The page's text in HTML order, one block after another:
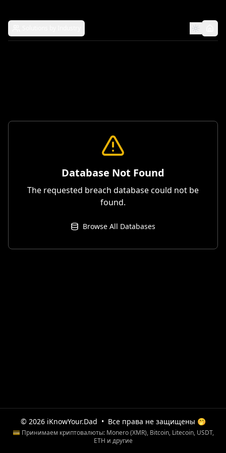
Database Not Found
The requested breach database could not be
found.
Browse All Databases
© 2026 iKnowYour.Dad • Все права не защищены 🤭
💳 Принимаем криптовалюты: Monero (XMR), Bitcoin, Litecoin, USDT,
ETH и другие